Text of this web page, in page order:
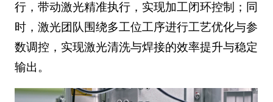
行，带动激光精准执行，实现加工闭环控制；同
时，激光团队围绕多工位工序进行工艺优化与参
数调控，实现激光清洗与焊接的效率提升与稳定
输出。